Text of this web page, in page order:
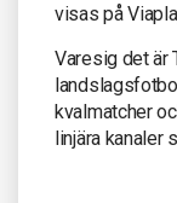
visas på
Varesig det är
kvalmatcher
linjära kanaler